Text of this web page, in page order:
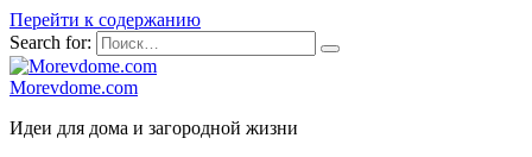
Перейти к содержанию
Search for:
Morevdome.com
Идеи для дома и загородной жизни